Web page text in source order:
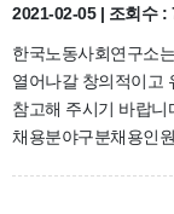
2021-02-05 | 조회수 :
한국노동사회연구소
열어나갈 창의적이고
참고해 주시기 바랍
채용분야구분채용인